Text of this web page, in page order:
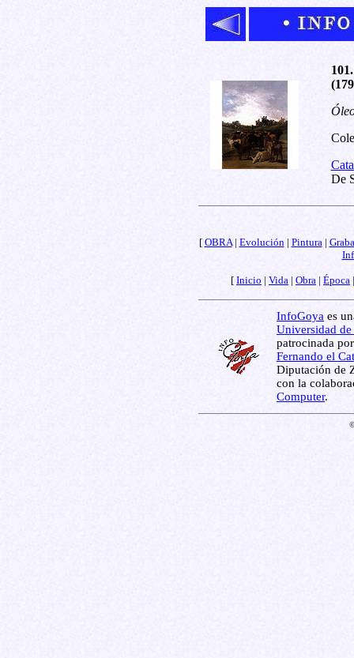
De
[ OBRA| Evolución| Pintura|
[ Inicio | Vida | Obra | Época
InfoGoya es
Universidad de
patrocinada
Fernando el
Diputación de
con la
Computer.